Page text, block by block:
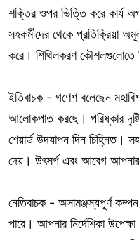
শক্তির ওপর ভিত্তি করে কার্য
সহকর্মীদের থেকে প্রতিক্রিয়া
করে। শিথিলকরণ কৌশলগুলোতে
ইতিবাচক - গণেশ বলেছেন
আলোকপাত করছে। পরিষ্কার
শেয়ার্ড উদযাপন দিন চিহ্নিত।
দেয়। উৎসর্গ এবং আবেগ আপনার
নেতিবাচক - অসামঞ্জস্যপূর্ণ
পারে। আপনার নির্দেশিকা